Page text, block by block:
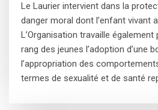
Le Laurier intervient dans la
danger moral dont l’enfant vivant
L’Organisation travaille
rang des jeunes l’adoption d’une
l’appropriation des
termes de sexualité et de santé